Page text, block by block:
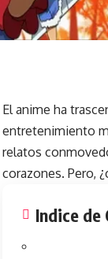
El anime ha
entretenimiento
relatos
corazones. Pero,
Indice de